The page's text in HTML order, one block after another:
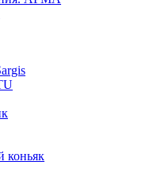
коньяк